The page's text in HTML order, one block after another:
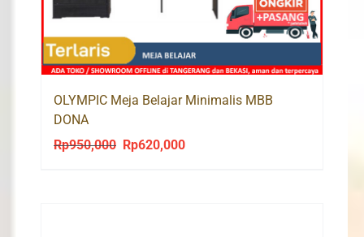
OLYMPIC Meja Belajar Minimalis MBB
DONA
Rp950,000
Original
Rp620,000Current